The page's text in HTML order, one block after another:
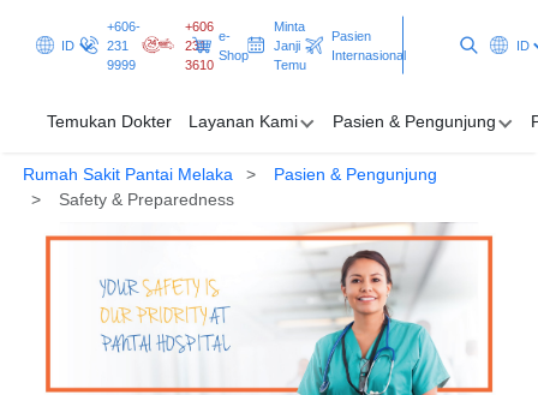
ID
+606-
231
9999
+606
231
3610
e-
Shop
Minta
Janji
Temu
Pasien
Internasional
ID
Temukan Dokter Layanan Kami Pasien & Pengunjung
Temukan Dokter
Layanan Kami
Pasien & Pengunjung
Promosi & Program
Rumah Sakit Pantai Melaka
Pasien & Pengunjung
Safety & Preparedness